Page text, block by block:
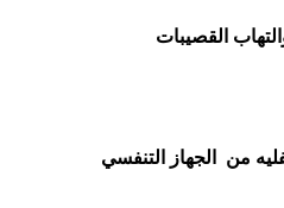
القصيبات
من الجهاز التنفسي